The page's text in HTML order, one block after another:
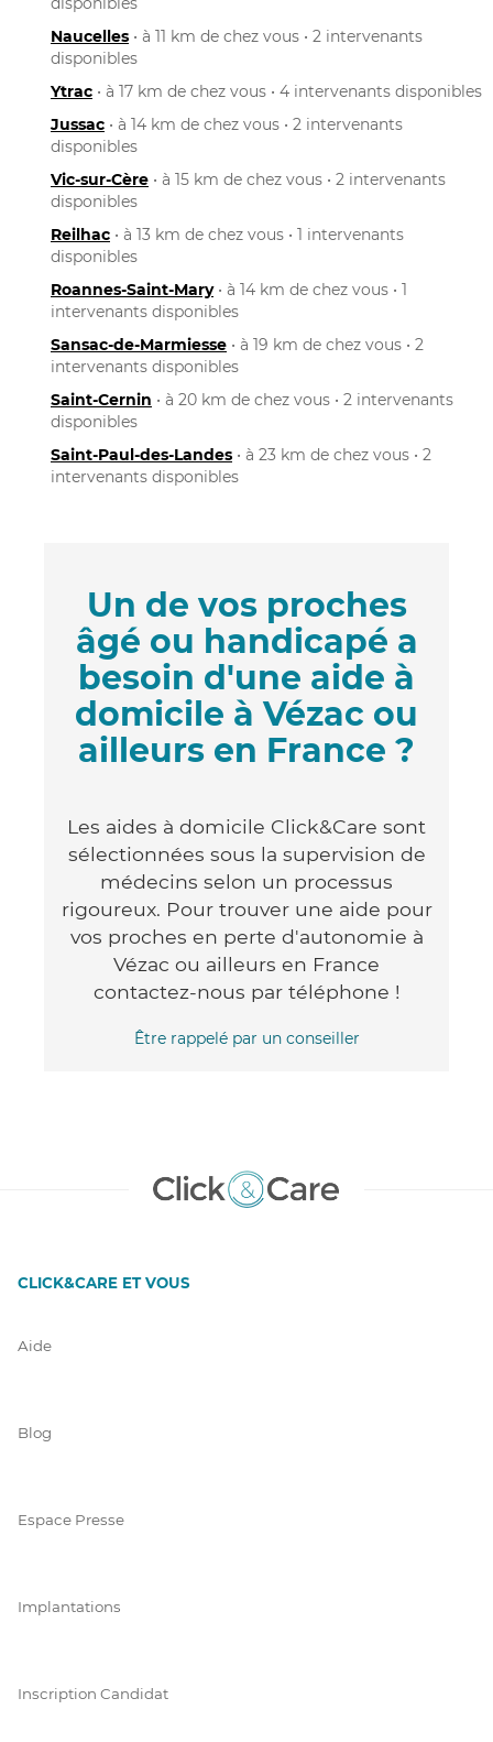
Naucelles • à 11 km de chez vous • 2 intervenants
disponibles
Ytrac • à 17 km de chez vous • 4 intervenants disponibles
Jussac • à 14 km de chez vous • 2 intervenants
disponibles
Vic-sur-Cère • à 15 km de chez vous • 2 intervenants
disponibles
Reilhac • à 13 km de chez vous • 1 intervenants
disponibles
Roannes-Saint-Mary• à 14 km de chez vous • 1
intervenants disponibles
Sansac-de-Marmiesse • à 19 km de chez vous • 2
intervenants disponibles
Saint-Cernin • à 20 km de chez vous • 2 intervenants
disponibles
Saint-Paul-des-Landes • à 23 km de chez vous • 2
intervenants disponibles
Un de vos proches
âgé ou handicapé a
besoin d'une aide à
domicile à Vézac ou
ailleurs en France ?
Les aides à domicile Click&Care sont
sélectionnées sous la supervision de
médecins selon un processus
rigoureux. Pour trouver une aide pour
vos proches en perte d'autonomie à
Vézac ou ailleurs en France
contactez-nous par téléphone !
Être rappelé par un conseiller
CLICK&CARE ET VOUS
Aide
Blog
Espace Presse
Implantations
Inscription Candidat